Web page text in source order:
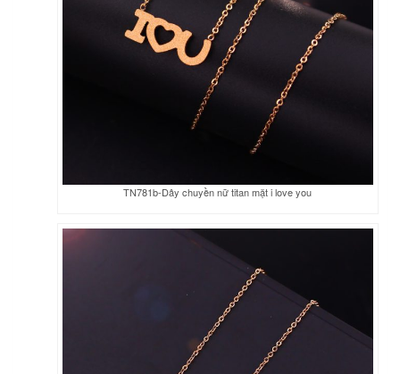
TN781b-Dây chuyền nữ titan mặt i love you